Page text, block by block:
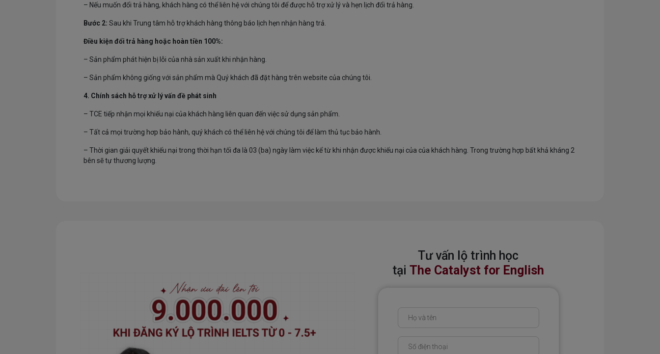
– Nếu muốn đổi trả hàng, khách hàng có thể liên hệ với chúng tôi để được hỗ trợ xử lý và hẹn lịch đổi trả hàng.
Bước 2: Sau khi Trung tâm hỗ trợ khách hàng thông báo lịch hẹn nhận hàng trả.
Điều kiện đổi trả hàng hoặc hoàn tiền 100%:
– Sản phẩm phát hiện bị lỗi của nhà sản xuất khi nhận hàng.
– Sản phẩm không giống với sản phẩm mà Quý khách đã đặt hàng trên website của chúng tôi.
4. Chính sách hỗ trợ xử lý vấn đề phát sinh
– TCE tiếp nhận mọi khiếu nại của khách hàng liên quan đến việc sử dụng sản phẩm.
– Tất cả mọi trường hơp bảo hành, quý khách có thể liên hệ với chúng tôi để làm thủ tục bảo hành.
– Thời gian giải quyết khiếu nại trong thời hạn tối đa là 03 (ba) ngày làm việc kể từ khi nhận được khiếu nại của của khách hàng. Trong trường hợp bất khả kháng 2
bên sẽ tự thương lượng.
Tư vấn lộ trình học
tạiThe Catalyst for English